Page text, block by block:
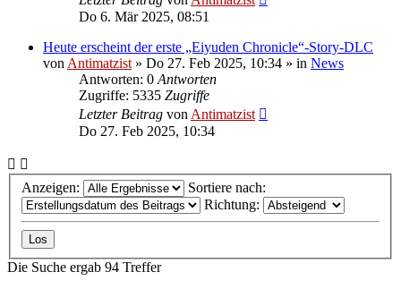
Do 6. Mär 2025, 08:51
Heute erscheint der erste „Eiyuden Chronicle“-Story-DLC
von Antimatzist » Do 27. Feb 2025, 10:34 » in News
Antworten: 0 Antworten
Zugriffe: 5335 Zugriffe
Letzter Beitrag von Antimatzist
Do 27. Feb 2025, 10:34
Anzeigen:
Sortiere nach:
Richtung:
Die Suche ergab 94 Treffer